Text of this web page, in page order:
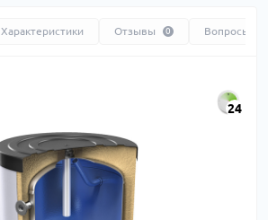
Характеристики Отзывы 0 Вопросы
24